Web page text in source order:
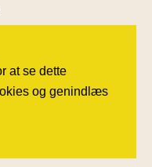
at se dette
og genindlæs